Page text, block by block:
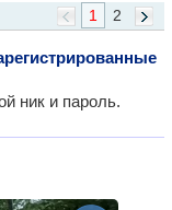
2
1
ник и пароль.